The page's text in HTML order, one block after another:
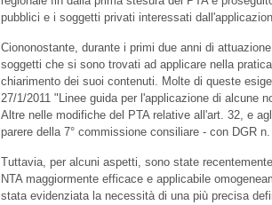
pubblici e i soggetti privati interessati
Ciononostante, durante i primi due anni di
soggetti che si sono trovati ad applicare nella
chiarimento dei suoi contenuti. Molte di queste
27/1/2011 "Linee guida per l'applicazione di alcune
Altre nelle modifiche del PTA relative all'art. 32, e
parere della 7° commissione consiliare - con DGR
Tuttavia, per alcuni aspetti, sono state
NTA maggiormente efficace e applicabile
stata evidenziata la necessità di una più precisa